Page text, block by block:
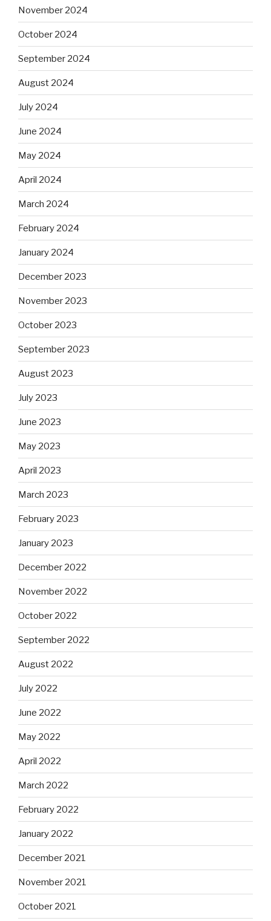
November 2024
October 2024
September 2024
August 2024
July 2024
June 2024
May 2024
April 2024
March 2024
February 2024
January 2024
December 2023
November 2023
October 2023
September 2023
August 2023
July 2023
June 2023
May 2023
April 2023
March 2023
February 2023
January 2023
December 2022
November 2022
October 2022
September 2022
August 2022
July 2022
June 2022
May 2022
April 2022
March 2022
February 2022
January 2022
December 2021
November 2021
October 2021